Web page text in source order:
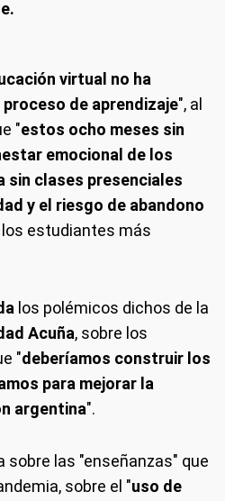
virtual no ha
de aprendizaje", al
"estos ocho meses sin
emocional de los
sin clases presenciales
y el riesgo de abandono
los estudiantes más
los polémicos dichos de la
Acuña, sobre los
"deberíamos construir los
para mejorar la
argentina".
sobre las "enseñanzas" que
sobre el "uso de